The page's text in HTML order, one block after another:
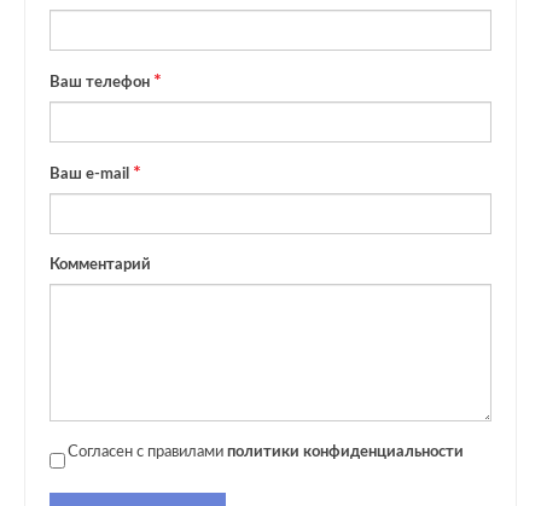
Ваш телефон
Ваш e-mail
Комментарий
Согласен с правилами политики конфиденциальности